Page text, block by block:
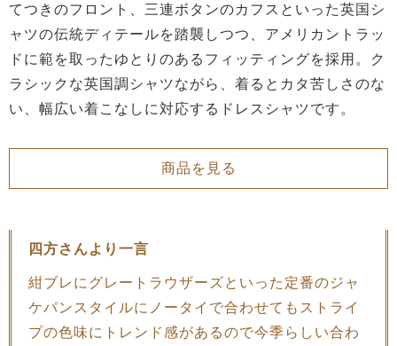
てつきのフロント、三連ボタンのカフスといった英国シ
ャツの伝統ディテールを踏襲しつつ、アメリカントラッ
ドに範を取ったゆとりのあるフィッティングを採用。ク
ラシックな英国調シャツながら、着るとカタ苦しさのな
い、幅広い着こなしに対応するドレスシャツです。
商品を見る
四方さんより一言
紺ブレにグレートラウザーズといった定番のジャ
ケパンスタイルにノータイで合わせてもストライ
プの色味にトレンド感があるので今季らしい合わ